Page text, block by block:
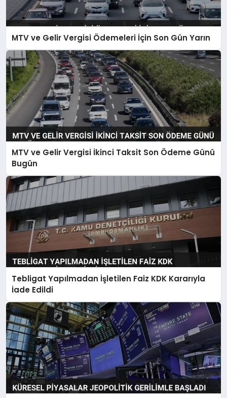
MTV ve Gelir Vergisi Ödemeleri İçin Son Gün Yarın
MTV ve Gelir Vergisi İkinci Taksit Son Ödeme Günü
Bugün
Tebligat Yapılmadan İşletilen Faiz KDK Kararıyla
İade Edildi